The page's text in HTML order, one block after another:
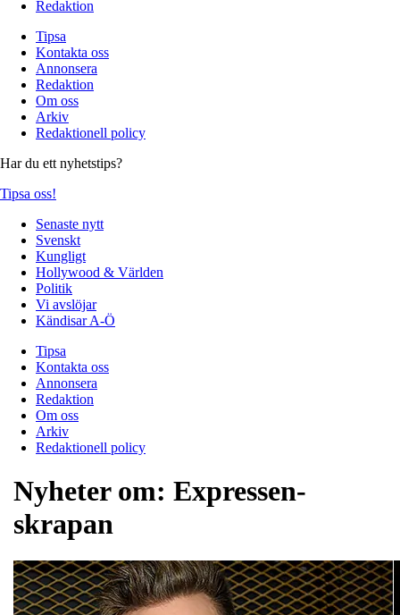
Redaktion
Tipsa
Kontakta oss
Annonsera
Redaktion
Om oss
Arkiv
Redaktionell policy
Har du ett nyhetstips?
Tipsa oss!
Senaste nytt
Svenskt
Kungligt
Hollywood & Världen
Politik
Vi avslöjar
Kändisar A-Ö
Tipsa
Kontakta oss
Annonsera
Redaktion
Om oss
Arkiv
Redaktionell policy
Nyheter om: Expressen-
skrapan